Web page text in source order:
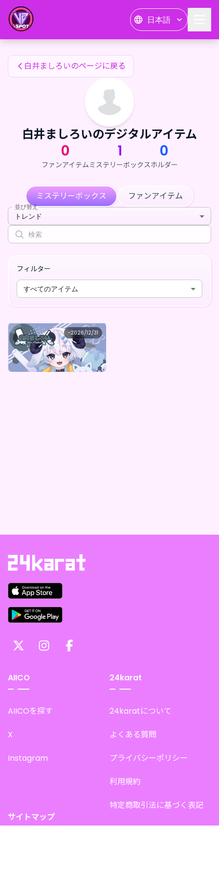
日本語
白井ましろいのファンアイテム
白井ましろいのページに戻る
白井ましろいのデジタルアイテム
0
ファンアイテム
1
ミステリーボックス
0
ホルダー
ミステリーボックス ファンアイテム
並び替え
トレンド
フィルター
すべてのアイテム
~2026/12/31
白井ましろい
白井ましろいのデジタルBOX（全5種）
最低価格
¥1,000 購入はこちら
AIICO
AIICOを探す
X
Instagram
24karat
24karatについて
よくある質問
プライバシーポリシー
利用規約
特定商取引法に基づく表記
サイトマップ
白井ましろいのファンアイテム — 24karat